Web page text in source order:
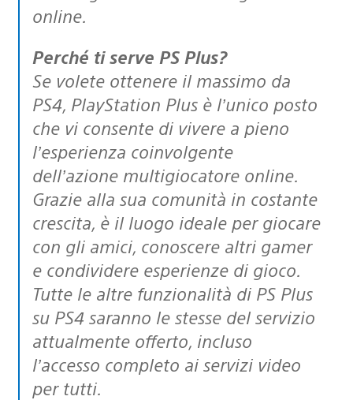
online.
Perché ti serve PS Plus?
Se volete ottenere il massimo da
PS4, PlayStation Plus è l’unico posto
che vi consente di vivere a pieno
l’esperienza coinvolgente
dell’azione multigiocatore online.
Grazie alla sua comunità in costante
crescita, è il luogo ideale per giocare
con gli amici, conoscere altri gamer
e condividere esperienze di gioco.
Tutte le altre funzionalità di PS Plus
su PS4 saranno le stesse del servizio
attualmente offerto, incluso
l’accesso completo ai servizi video
per tutti.